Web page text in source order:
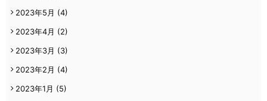
2023年5月 (4)
2023年4月 (2)
2023年3月 (3)
2023年2月 (4)
2023年1月 (5)